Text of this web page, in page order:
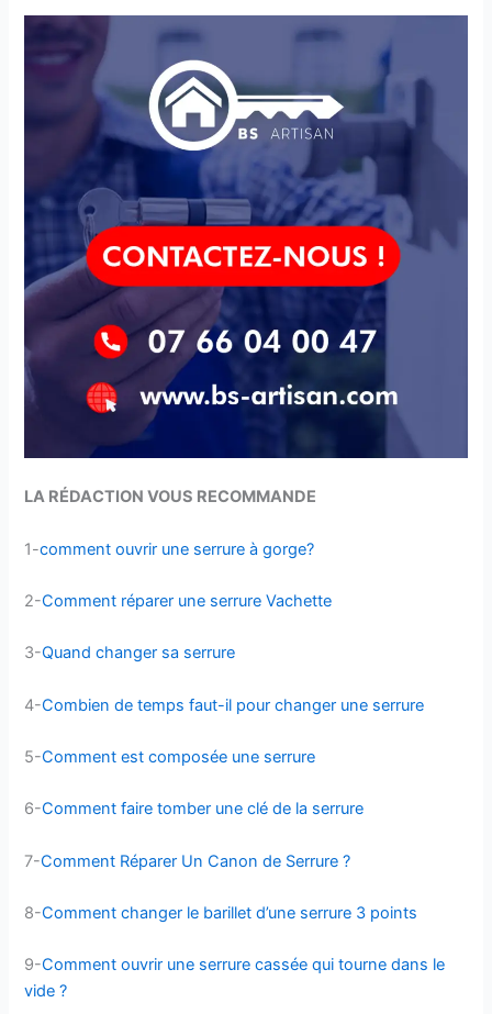
LA RÉDACTION VOUS RECOMMANDE
1-comment ouvrir une serrure à gorge?
2-Comment réparer une serrure Vachette
3-Quand changer sa serrure
4-Combien de temps faut-il pour changer une serrure
5-Comment est composée une serrure
6-Comment faire tomber une clé de la serrure
7-Comment Réparer Un Canon de Serrure ?
8-Comment changer le barillet d’une serrure 3 points
9-Comment ouvrir une serrure cassée qui tourne dans le
vide ?